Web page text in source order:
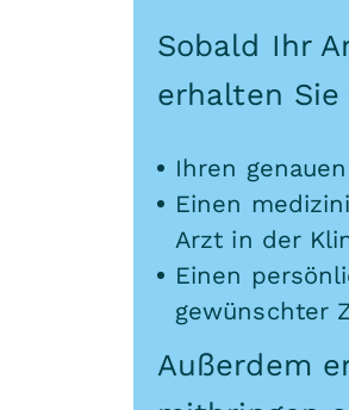
Sobald Ihr
erhalten Sie
Ihren
Einen
Arzt in der
Einen
gewünschter
Außerdem